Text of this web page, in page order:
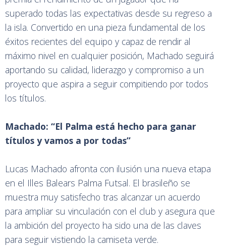
superado todas las expectativas desde su regreso a
la isla. Convertido en una pieza fundamental de los
éxitos recientes del equipo y capaz de rendir al
máximo nivel en cualquier posición, Machado seguirá
aportando su calidad, liderazgo y compromiso a un
proyecto que aspira a seguir compitiendo por todos
los títulos.
Machado: “El Palma está hecho para ganar
títulos y vamos a por todas”
Lucas Machado afronta con ilusión una nueva etapa
en el Illes Balears Palma Futsal. El brasileño se
muestra muy satisfecho tras alcanzar un acuerdo
para ampliar su vinculación con el club y asegura que
la ambición del proyecto ha sido una de las claves
para seguir vistiendo la camiseta verde.